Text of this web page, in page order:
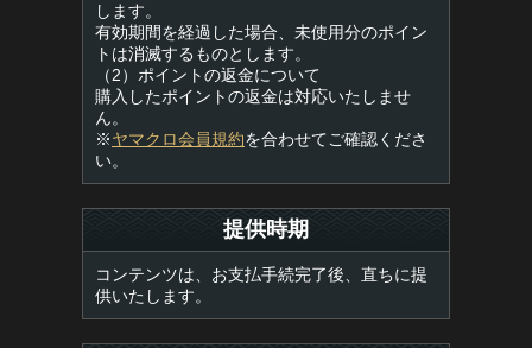
します。
有効期間を経過した場合、未使用分のポイン
トは消滅するものとします。
（2）ポイントの返金について
購入したポイントの返金は対応いたしませ
ん。
※ヤマクロ会員規約を合わせてご確認くださ
い。
提供時期
コンテンツは、お支払手続完了後、直ちに提
供いたします。